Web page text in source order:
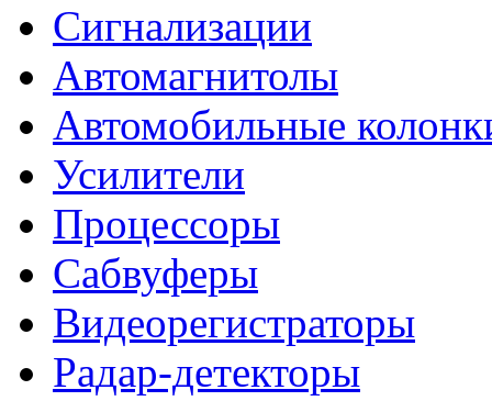
Сигнализации
Автомагнитолы
Автомобильные
Усилители
Процессоры
Сабвуферы
Видеорегистраторы
Радар-детекторы